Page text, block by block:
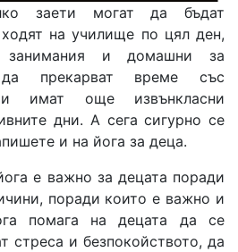
заети могат да бъдат
на училище по цял ден,
занимания и домашни за
прекарват време със
имат още извънкласни
дни. А сега сигурно се
и на йога за деца.
е важно за децата поради
поради които е важно и
помага на децата да се
стреса и безпокойството, да